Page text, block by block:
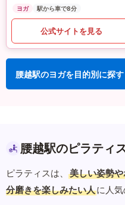
ヨガ 駅から車で8分
公式サイトを見る
腰越駅のヨガを目的別に探す
腰越駅のピラティ
ピラティスは、 美しい姿勢
分磨きを楽しみたい人に人気